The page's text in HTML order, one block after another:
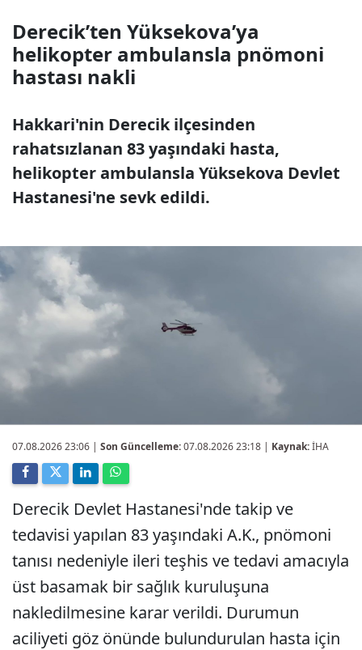
Derecik’ten Yüksekova’ya
helikopter ambulansla pnömoni
hastası nakli
Hakkari'nin Derecik ilçesinden
rahatsızlanan 83 yaşındaki hasta,
helikopter ambulansla Yüksekova Devlet
Hastanesi'ne sevk edildi.
07.08.2026 23:06 | Son Güncelleme:07.08.2026 23:18 | Kaynak:İHA
Derecik Devlet Hastanesi'nde takip ve
tedavisi yapılan 83 yaşındaki A.K., pnömoni
tanısı nedeniyle ileri teşhis ve tedavi amacıyla
üst basamak bir sağlık kuruluşuna
nakledilmesine karar verildi. Durumun
aciliyeti göz önünde bulundurulan hasta için